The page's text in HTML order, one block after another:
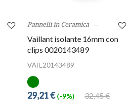
Pannelli in Ceramica
Vaillant isolante 16mm con
clips 0020143489
VAIL20143489
32,45 €
29,21 € (-9%)